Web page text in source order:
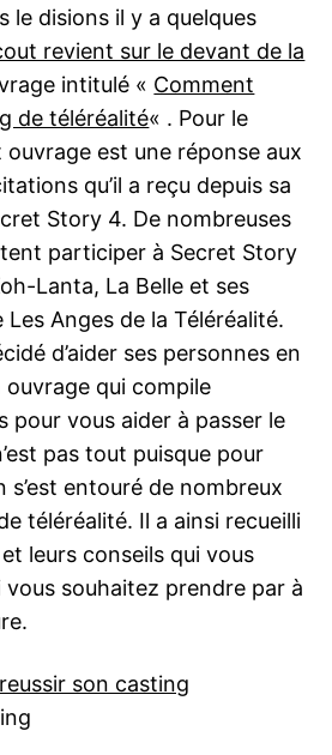
le disions il y a quelques
revient sur le devant de la
intitulé « Comment
de téléréalité« . Pour le
est une réponse aux
qu’il a reçu depuis sa
Story 4. De nombreuses
participer à Secret Story
Lanta, La Belle et ses
Anges de la Téléréalité.
d’aider ses personnes en
qui compile
pour vous aider à passer le
pas tout puisque pour
s’est entouré de nombreux
téléréalité. Il a ainsi recueilli
leurs conseils qui vous
souhaitez prendre par à